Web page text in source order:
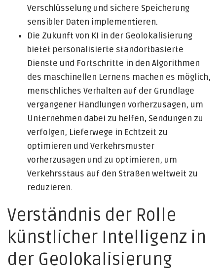
Verschlüsselung und sichere Speicherung
sensibler Daten implementieren.
Die Zukunft von KI in der Geolokalisierung
bietet personalisierte standortbasierte
Dienste und Fortschritte in den Algorithmen
des maschinellen Lernens machen es möglich,
menschliches Verhalten auf der Grundlage
vergangener Handlungen vorherzusagen, um
Unternehmen dabei zu helfen, Sendungen zu
verfolgen, Lieferwege in Echtzeit zu
optimieren und Verkehrsmuster
vorherzusagen und zu optimieren, um
Verkehrsstaus auf den Straßen weltweit zu
reduzieren.
Verständnis der Rolle
künstlicher Intelligenz in
der Geolokalisierung